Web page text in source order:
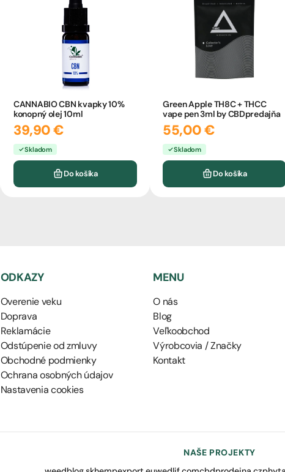
CANNABIO CBN kvapky 10%
konopný olej 10ml
39,90 €
Skladom
Do košíka
Green Apple TH8C + THCC
vape pen 3ml by CBDpredajňa
55,00 €
Skladom
Do košíka
ODKAZY
Overenie veku
Doprava
Reklamácie
Odstúpenie od zmluvy
Obchodné podmienky
Ochrana osobných údajov
Nastavenia cookies
MENU
O nás
Blog
Veľkoobchod
Výrobcovia / Značky
Kontakt
NAŠE PROJEKTY